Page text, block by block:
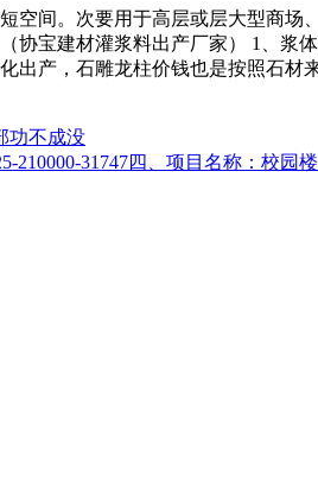
间。次要用于高层或层大型商场
协宝建材灌浆料出产厂家） 1、浆
出产，石雕龙柱价钱也是按照石材
功不成没
210000-31747四、项目名称：校园